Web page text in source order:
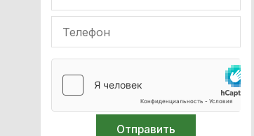
Ходуни
Лавки для ванни
Тростини та милиці